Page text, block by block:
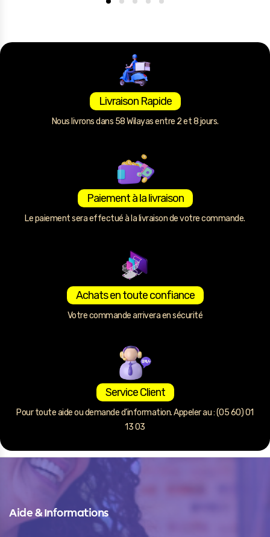
Livraison Rapide
Nous livrons dans 58 Wilayas entre 2 et 8 jours.
Paiement à la livraison
Le paiement sera effectué à la livraison de votre commande.
Achats en toute confiance
Votre commande arrivera en sécurité
Service Client
Pour toute aide ou demande d’information. Appeler au : (05 60) 01
13 03
Aide & Informations